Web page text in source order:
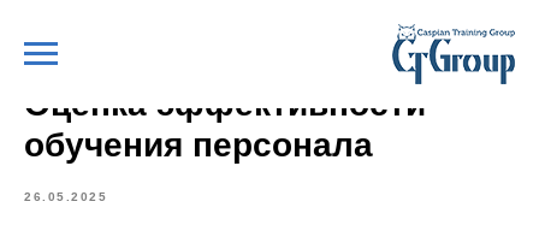
Оценка эффективности
обучения персонала
26.05.2025